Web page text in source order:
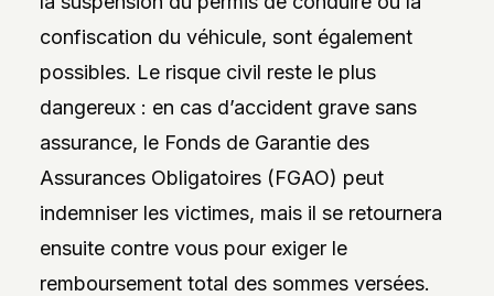
confiscation du véhicule, sont également
possibles. Le risque civil reste le plus
dangereux : en cas d’accident grave sans
assurance, le Fonds de Garantie des
Assurances Obligatoires (FGAO) peut
indemniser les victimes, mais il se retournera
ensuite contre vous pour exiger le
remboursement total des sommes versées.